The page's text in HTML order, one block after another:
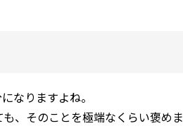
なりますよね。
、そのことを極端なくらい褒め